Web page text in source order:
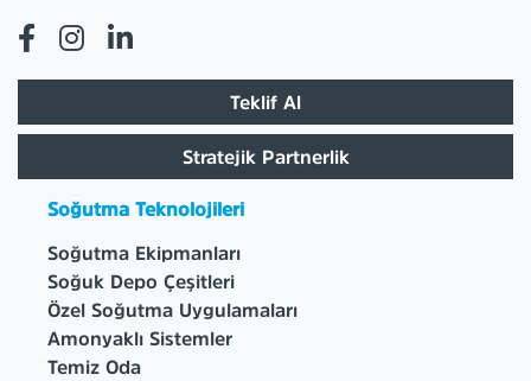
Teklif Al
Stratejik Partnerlik
Soğutma Teknolojileri
Soğutma Ekipmanları
Soğuk Depo Çeşitleri
Özel Soğutma Uygulamaları
Amonyaklı Sistemler
Temiz Oda